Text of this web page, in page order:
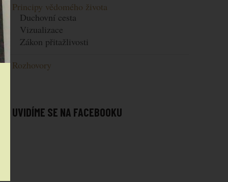
Principy vědomého života
Duchovní cesta
Vizualizace
Zákon přitažlivosti
Rozhovory
UVIDÍME SE NA FACEBOOKU